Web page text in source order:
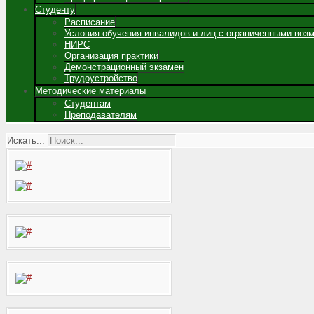
Студенту
Расписание
Условия обучения инвалидов и лиц с ограниченными
НИРС
Организация практики
Демонстрационный экзамен
Трудоустройство
Методические материалы
Студентам
Преподавателям
Искать...